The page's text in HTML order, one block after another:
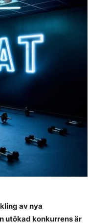
av nya
utökad konkurrens är